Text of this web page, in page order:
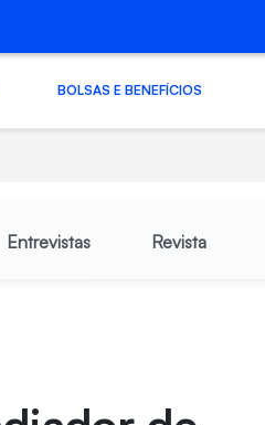
BOLSAS E BENEFÍCIOS
Entrevistas Revista